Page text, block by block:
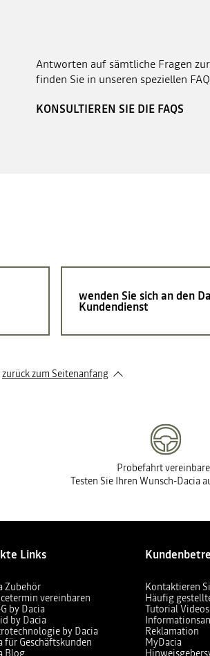
Antworten auf sämtliche Fragen
finden Sie in unseren speziellen
KONSULTIEREN SIE DIE FAQS
wenden Sie sich an den
Kundendienst
zurück zum Seitenanfang
Probefahrt
Testen Sie Ihren Wunsch-Dacia
Links
Zubehör
vereinbaren
by Dacia
by Dacia
by Dacia
für Geschäftskunden
Blog
Kontaktieren
Häufig
Tutorial Videos
Reklamation
MyDacia